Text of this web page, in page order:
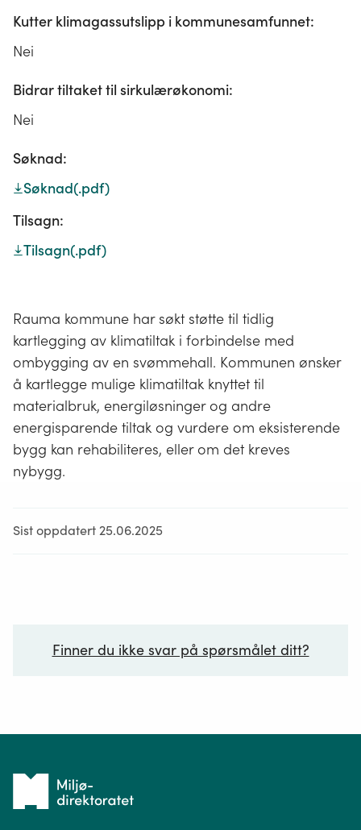
Kutter klimagassutslipp i kommunesamfunnet:
Nei
Bidrar tiltaket til sirkulærøkonomi:
Nei
Søknad:
Søknad(.pdf)
Tilsagn:
Tilsagn(.pdf)
Rauma kommune har søkt støtte til tidlig
kartlegging av klimatiltak i forbindelse med
ombygging av en svømmehall. Kommunen ønsker
å kartlegge mulige klimatiltak knyttet til
materialbruk, energiløsninger og andre
energisparende tiltak og vurdere om eksisterende
bygg kan rehabiliteres, eller om det kreves
nybygg.
Sist oppdatert 25.06.2025
Finner du ikke svar på spørsmålet ditt?
Tilbake